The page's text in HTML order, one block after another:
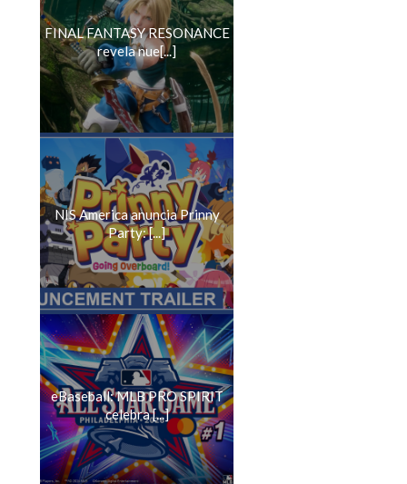
FINAL FANTASY RESONANCE
revela nue[...]
NIS America anuncia Prinny
Party: [...]
eBaseball: MLB PRO SPIRIT
celebra [...]